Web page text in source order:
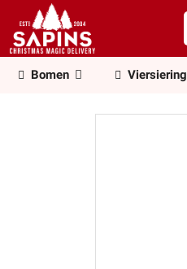
Bomen Viersiering